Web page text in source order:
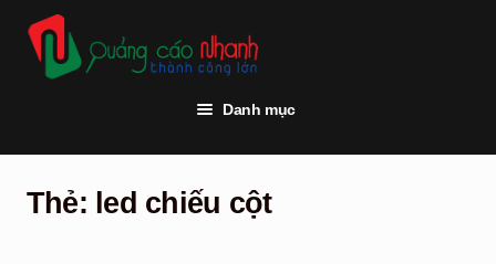
đến
Điều
Chuyển
đến
nội
Danh mục
Thi công quảng cáo
Thẻ: led chiếu cột